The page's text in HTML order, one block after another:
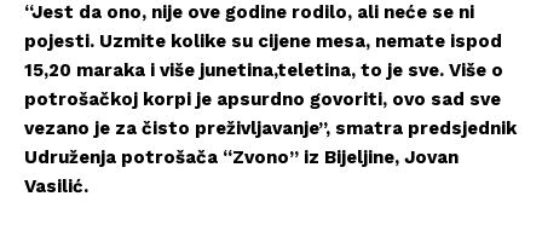
“Jest da ono, nije ove godine rodilo, ali neće se ni
pojesti. Uzmite kolike su cijene mesa, nemate ispod
15,20 maraka i više junetina,teletina, to je sve. Više o
potrošačkoj korpi je apsurdno govoriti, ovo sad sve
vezano je za čisto preživljavanje”, smatra predsjednik
Udruženja potrošača “Zvono” iz Bijeljine, Jovan
Vasilić.